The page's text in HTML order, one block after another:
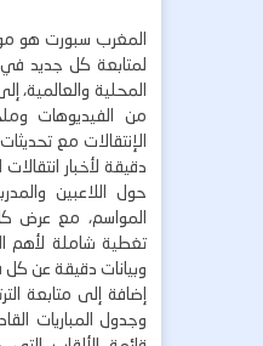
المغرب سبورت هو
لمتابعة كل جديد في
المحلية والعالمية،
من الفيديوهات
الإنتقالات مع
دقيقة لأخبار
حول اللاعبين
المواسم، مع عرض
تغطية شاملة لأهم
وبيانات دقيقة عن كل
إضافة إلى متابعة
وجدول المباريات